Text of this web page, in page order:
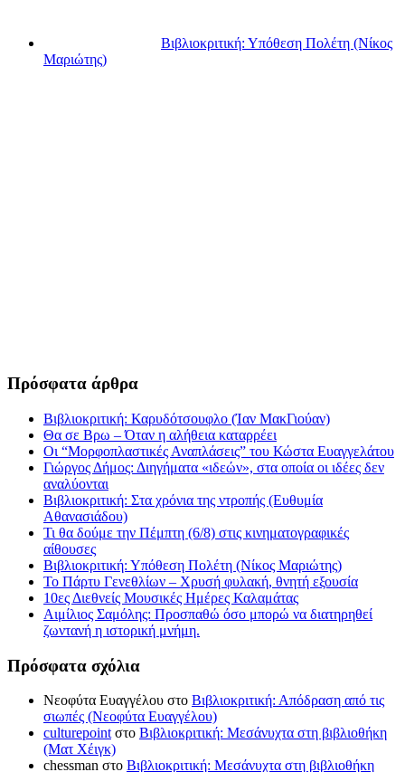
Βιβλιοκριτική: Υπόθεση Πολέτη (Νίκος
Μαριώτης)
Πρόσφατα άρθρα
Βιβλιοκριτική: Καρυδότσουφλο (Ίαν ΜακΓιούαν)
Θα σε Βρω – Όταν η αλήθεια καταρρέει
Οι “Μορφοπλαστικές Αναπλάσεις” του Κώστα Ευαγγελάτου
Γιώργος Δήμος: Διηγήματα «ιδεών», στα οποία οι ιδέες δεν
αναλύονται
Βιβλιοκριτική: Στα χρόνια της ντροπής (Ευθυμία
Αθανασιάδου)
Τι θα δούμε την Πέμπτη (6/8) στις κινηματογραφικές
αίθουσες
Βιβλιοκριτική: Υπόθεση Πολέτη (Νίκος Μαριώτης)
Το Πάρτυ Γενεθλίων – Χρυσή φυλακή, θνητή εξουσία
10ες Διεθνείς Μουσικές Ημέρες Καλαμάτας
Αιμίλιος Σαμόλης: Προσπαθώ όσο μπορώ να διατηρηθεί
ζωντανή η ιστορική μνήμη.
Πρόσφατα σχόλια
Νεοφύτα Ευαγγέλου στο Βιβλιοκριτική: Απόδραση από τις
σιωπές (Νεοφύτα Ευαγγέλου)
culturepointστο Βιβλιοκριτική: Μεσάνυχτα στη βιβλιοθήκη
(Ματ Χέιγκ)
chessman στο Βιβλιοκριτική: Μεσάνυχτα στη βιβλιοθήκη